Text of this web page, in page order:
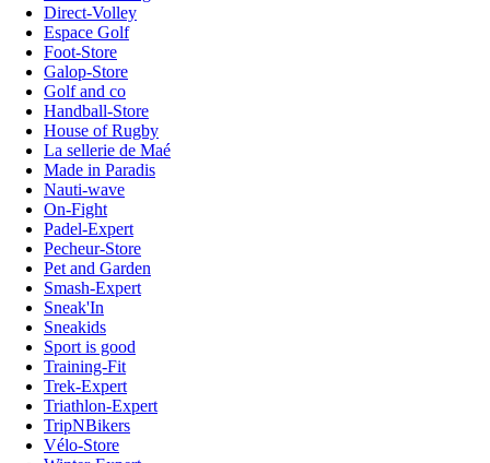
Direct-Volley
Espace Golf
Foot-Store
Galop-Store
Golf and co
Handball-Store
House of Rugby
La sellerie de Maé
Made in Paradis
Nauti-wave
On-Fight
Padel-Expert
Pecheur-Store
Pet and Garden
Smash-Expert
Sneak'In
Sneakids
Sport is good
Training-Fit
Trek-Expert
Triathlon-Expert
TripNBikers
Vélo-Store